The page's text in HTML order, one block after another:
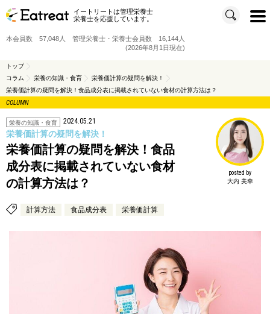
イートリートは管理栄養士
栄養士を応援しています。
t
o
i
本会員数 57,048人 管理栄養士・栄養士会員数 16,144人
(2026年8月1日現在)
トップ
コラム
栄養の知識・食育
栄養価計算の疑問を解決！
栄養価計算の疑問を解決！食品成分表に掲載されていない食材の計算方法は？
COLUMN
栄養の知識・食育 2024.05.21
栄養価計算の疑問を解決！
栄養価計算の疑問を解決！食品
成分表に掲載されていない食材
の計算方法は？
posted by
大内 美幸
計算方法 食品成分表 栄養価計算